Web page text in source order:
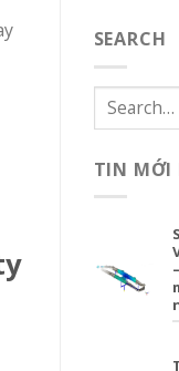
SEARCH
TIN MỚI